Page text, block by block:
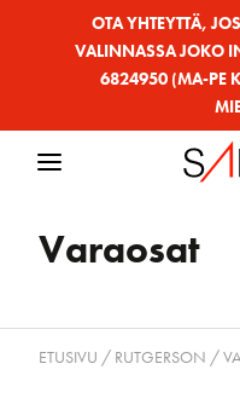
OTA YHTEYTTÄ,
VALINNASSA JOKO
6824950 (MA-PE
Varaosat
ETUSIVU / RUTGERSON /